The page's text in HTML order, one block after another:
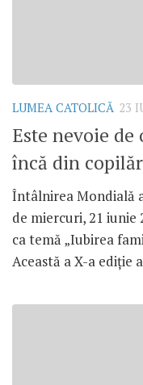
LUMEA CATOLICĂ 23
Este nevoie
încă din
Întâlnirea Mondială
de miercuri, 21 iunie
ca temă „Iubirea
Această a X-a ediție